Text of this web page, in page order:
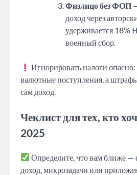
Физлицо без ФОП
доход через
удерживается 18%
военный сбор.
Игнорировать налоги
валютные поступления, а
сам доход.
Чеклист для тех, кто
2025
Определите, что вам ближе —
доход, микрозадачи или